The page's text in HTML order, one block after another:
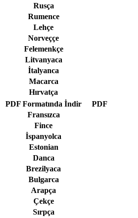
Rusça
Rumence
Lehçe
Norveççe
Felemenkçe
Litvanyaca
İtalyanca
Macarca
Hırvatça
PDF Formatında İndir
PDF
Fransızca
Fince
İspanyolca
Estonian
Danca
Brezilyaca
Bulgarca
Arapça
Çekçe
Sırpça